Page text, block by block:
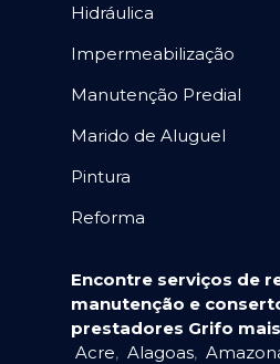
Hidráulica
Impermeabilização
Manutenção Predial
Marido de Aluguel
Pintura
Reforma
Encontre serviços de
manutenção e
prestadores Grifo
Acre, Alagoas,